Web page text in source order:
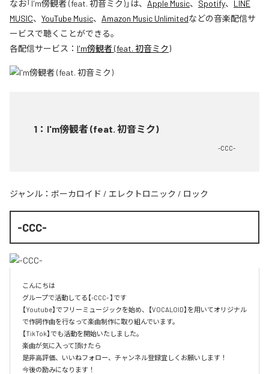
なお「I'm傍観者 (feat. 初音ミク)」は、 Apple Music、 Spotify、 LINE
MUSIC、 YouTube Music、 Amazon Music Unlimitedなどの音楽配信サ
ービスで聴くことができる。
各配信サービス： I'm傍観者 (feat. 初音ミク)
1 ： I'm傍観者 (feat. 初音ミク)
-CCC-
ジャンル： ボーカロイド / エレクトロニック / ロック
-CCC-
こんにちは
グループで活動してる【-CCC- 】です
【Youtube】でフリーミュージックを始め、【VOCALOID】を用いてオリジナル
で作詞作曲を行なって楽曲制作に取り組んでいます。
【TikTok】でも活動を開始いたしました。
楽曲が気に入って頂けたら
是非高評価、いいねフォロー、チャンネル登録宜しくお願いします！
今後の励みになります！